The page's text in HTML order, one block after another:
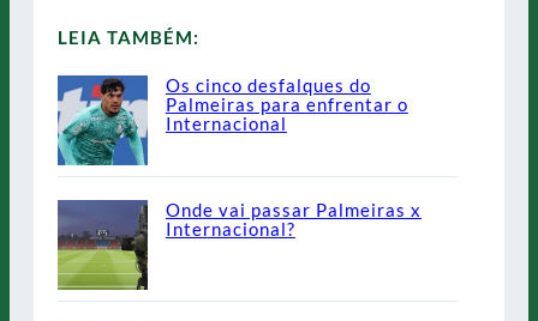
LEIA TAMBÉM:
Os cinco desfalques do
Palmeiras para enfrentar o
Internacional
Onde vai passar Palmeiras x
Internacional?